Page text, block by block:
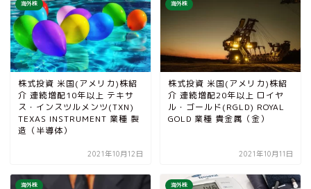
海外株
株式投資 米国(アメリカ)株紹
介 連続増配10年以上 テキサ
ス・インスツルメンツ(TXN)
TEXAS INSTRUMENT 業種 製
造（半導体）
2021年10月12日
海外株
株式投資 米国(アメリカ)株紹
介 連続増配20年以上 ロイヤ
ル・ゴールド(RGLD) ROYAL
GOLD 業種 貴金属（金）
2021年10月11日
海外株 海外株